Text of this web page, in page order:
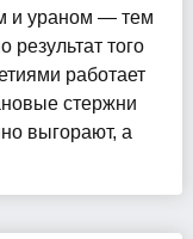
и ураном — тем
того
работает
стержни
выгорают, а